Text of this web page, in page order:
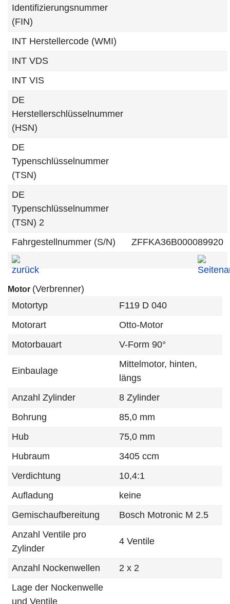
Identifizierungsnummer
(FIN)
INT Herstellercode (WMI)
INT VDS
INT VIS
DE
Herstellerschlüsselnummer
(HSN)
DE
Typenschlüsselnummer
(TSN)
DE
Typenschlüsselnummer
(TSN) 2
Fahrgestellnummer (S/N)
ZFFKA36B000089920
Motor (Verbrenner)
Motortyp
F119 D 040
Motorart
Otto-Motor
Motorbauart
V-Form 90°
Einbaulage
Mittelmotor, hinten,
längs
Anzahl Zylinder
8 Zylinder
Bohrung
85,0 mm
Hub
75,0 mm
Hubraum
3405 ccm
Verdichtung
10,4:1
Aufladung
keine
Gemischaufbereitung
Bosch Motronic M 2.5
Anzahl Ventile pro
Zylinder
4 Ventile
Anzahl Nockenwellen
2 x 2
Lage der Nockenwelle
und Ventile